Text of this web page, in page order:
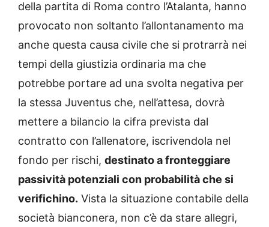
della partita di Roma contro l’Atalanta, hanno
provocato non soltanto l’allontanamento ma
anche questa causa civile che si protrarrà nei
tempi della giustizia ordinaria ma che
potrebbe portare ad una svolta negativa per
la stessa Juventus che, nell’attesa, dovrà
mettere a bilancio la cifra prevista dal
contratto con l’allenatore, iscrivendola nel
fondo per rischi, destinato a fronteggiare
passività potenziali con probabilità che si
verifichino. Vista la situazione contabile della
società bianconera, non c’è da stare allegri,